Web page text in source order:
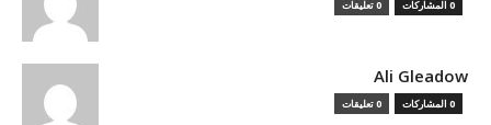
0 المشاركات 0 تعليقات
Ali Gleadow
0 المشاركات 0 تعليقات